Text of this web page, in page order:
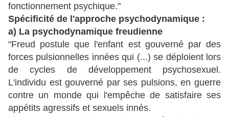
fonctionnement psychique."
Spécificité de l'approche psychodynamique :
a) La psychodynamique freudienne
"Freud postule que l'enfant est gouverné par des
forces pulsionnelles innées qui (...) se déploient lors
de cycles de développement psychosexuel.
L'individu est gouverné par ses pulsions, en guerre
contre un monde qui l'empêche de satisfaire ses
appétits agressifs et sexuels innés.